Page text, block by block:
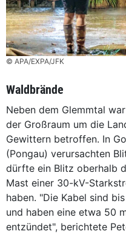
© APA/EXPA/JFK
Waldbrände
Neben dem Glemmtal
der Großraum um die
Gewittern betroffen. In
(Pongau) verursachten
dürfte ein Blitz oberhalb
Mast einer 30-kV-
haben. "Die Kabel sind
und haben eine etwa 50
entzündet", berichtete